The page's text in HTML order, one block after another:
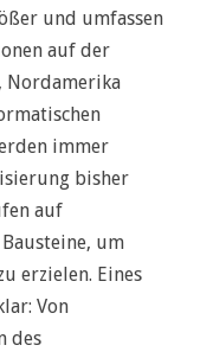
und umfassen
auf der
Nordamerika
immer
bisher
auf
um
erzielen. Eines
Von
des